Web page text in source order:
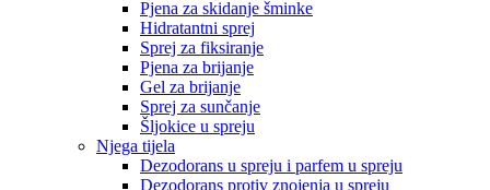
Pjena za skidanje šminke
Hidratantni sprej
Sprej za fiksiranje
Pjena za brijanje
Gel za brijanje
Sprej za sunčanje
Šljokice u spreju
Njega tijela
Dezodorans u spreju i parfem u spreju
Dezodorans protiv znojenja u spreju